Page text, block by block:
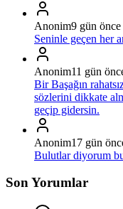
Anonim9 gün önce
Seninle geçen her
Anonim11 gün
Bir Başağın
sözlerini dikkate
geçip gidersin.
Anonim17 gün
Bulutlar diyorum
Son Yorumlar